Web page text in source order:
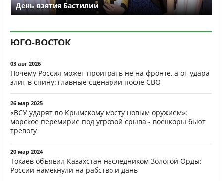
День взятия Бастилии
ЮГО-ВОСТОК
03 авг 2026
Почему Россия может проиграть не на фронте, а от удара
элит в спину: главные сценарии после СВО
26 мар 2025
«ВСУ ударят по Крымскому мосту новым оружием»:
морское перемирие под угрозой срыва - военкоры бьют
тревогу
20 мар 2024
Токаев объявил Казахстан наследником Золотой Орды:
России намекнули на рабство и дань